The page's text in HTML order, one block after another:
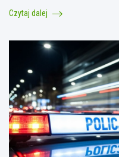
Czytaj dalej